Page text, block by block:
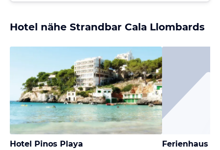
Hotel nähe Strandbar Cala Llombards
Hotel Pinos Playa Ferienhaus